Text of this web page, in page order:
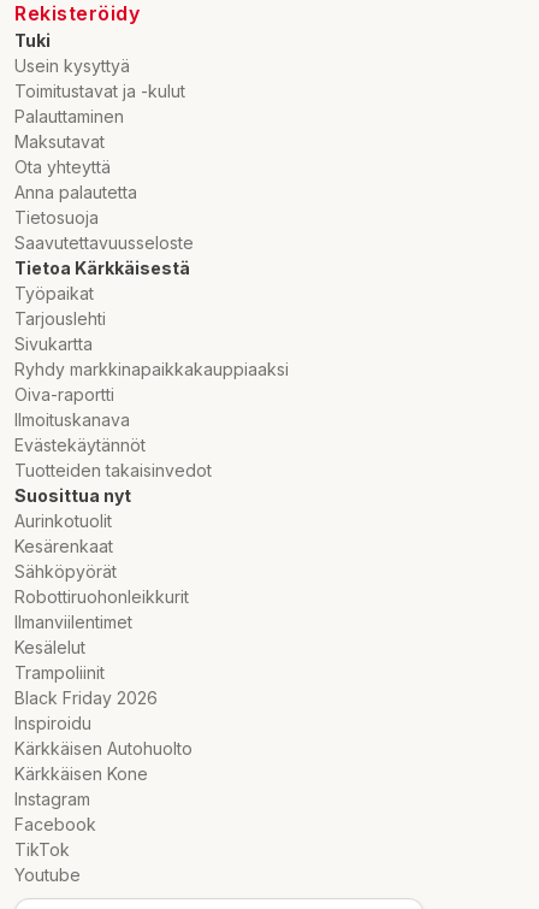
Rekisteröidy
Tuki
Usein kysyttyä
Toimitustavat ja -kulut
Palauttaminen
Maksutavat
Ota yhteyttä
Anna palautetta
Tietosuoja
Saavutettavuusseloste
Tietoa Kärkkäisestä
Työpaikat
Tarjouslehti
Sivukartta
Ryhdy markkinapaikkakauppiaaksi
Oiva-raportti
Ilmoituskanava
Evästekäytännöt
Tuotteiden takaisinvedot
Suosittua nyt
Aurinkotuolit
Kesärenkaat
Sähköpyörät
Robottiruohonleikkurit
Ilmanviilentimet
Kesälelut
Trampoliinit
Black Friday 2026
Inspiroidu
Kärkkäisen Autohuolto
Kärkkäisen Kone
Instagram
Facebook
TikTok
Youtube